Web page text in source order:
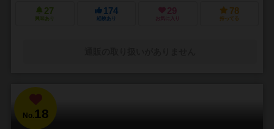
27
興味あり
174
経験あり
29
お気に入り
78
持ってる
No.18